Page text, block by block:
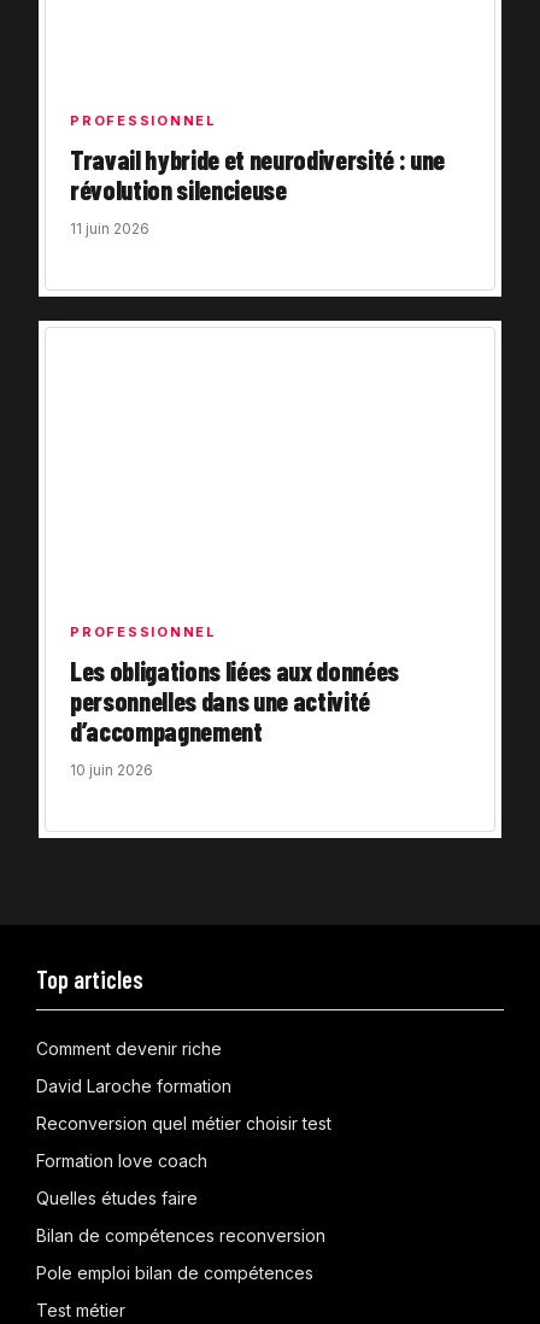
PROFESSIONNEL
Travail hybride et neurodiversité : une
révolution silencieuse
11 juin 2026
PROFESSIONNEL
Les obligations liées aux données
personnelles dans une activité
d’accompagnement
10 juin 2026
Top articles
Comment devenir riche
David Laroche formation
Reconversion quel métier choisir test
Formation love coach
Quelles études faire
Bilan de compétences reconversion
Pole emploi bilan de compétences
Test métier